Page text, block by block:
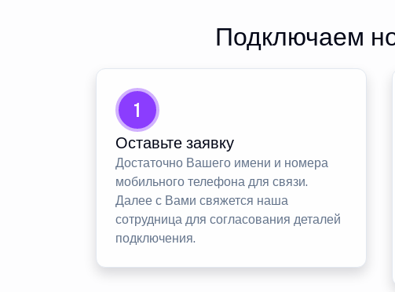
Подключаем
1
Оставьте заявку
Достаточно Вашего имени и номера
мобильного телефона для связи.
Далее с Вами свяжется наша
сотрудница для согласования деталей
подключения.